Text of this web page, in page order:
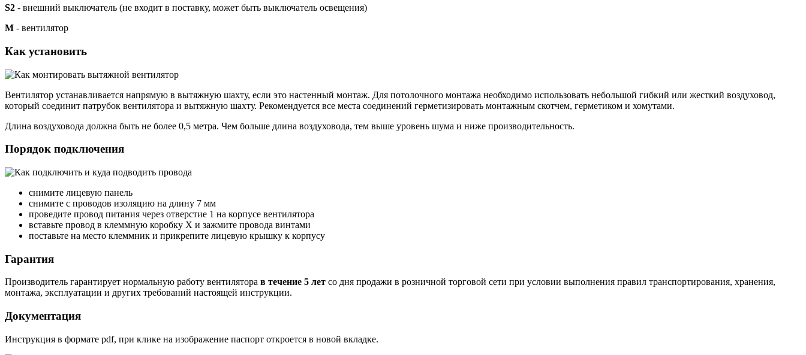
S2 - внешний выключатель (не входит в поставку, может быть выключатель освещения)
М - вентилятор
Как установить
Вентилятор устанавливается напрямую в вытяжную шахту, если это настенный монтаж. Для потолочного монтажа необходимо использовать небольшой гибкий или жесткий воздуховод,
который соединит патрубок вентилятора и вытяжную шахту. Рекомендуется все места соединений герметизировать монтажным скотчем, герметиком и хомутами.
Длина воздуховода должна быть не более 0,5 метра. Чем больше длина воздуховода, тем выше уровень шума и ниже производительность.
Порядок подключения
снимите лицевую панель
снимите с проводов изоляцию на длину 7 мм
проведите провод питания через отверстие 1 на корпусе вентилятора
вставьте провод в клеммную коробку X и зажмите провода винтами
поставьте на место клеммник и прикрепите лицевую крышку к корпусу
Гарантия
Производитель гарантирует нормальную работу вентилятора в течение 5 лет со дня продажи в розничной торговой сети при условии выполнения правил транспортирования, хранения,
монтажа, эксплуатации и других требований настоящей инструкции.
Документация
Инструкция в формате pdf, при клике на изображение паспорт откроется в новой вкладке.